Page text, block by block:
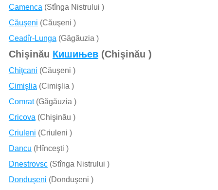
Camenca (Stînga Nistrului )
Căuşeni (Căuşeni )
Ceadîr-Lunga (Găgăuzia )
Chişinău Кишињев(Chişinău )
Chiţcani (Căuşeni )
Cimişlia (Cimişlia )
Comrat(Găgăuzia )
Cricova (Chişinău )
Criuleni (Criuleni )
Dancu (Hînceşti )
Dnestrovsc(Stînga Nistrului )
Donduşeni (Donduşeni )